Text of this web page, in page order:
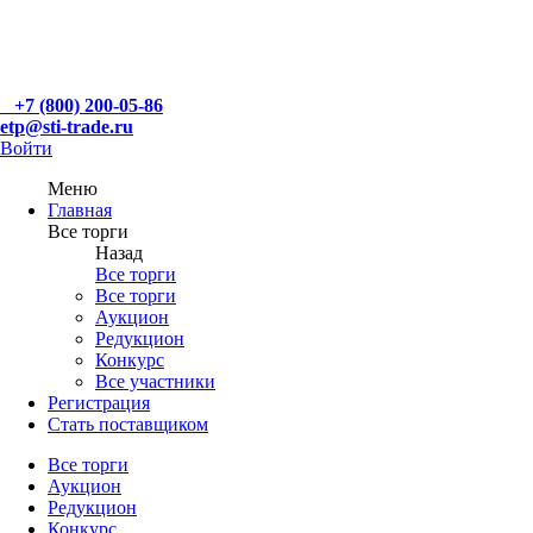
+7 (800) 200-05-86
etp@sti-trade.ru
Войти
Меню
Главная
Все торги
Назад
Все торги
Все торги
Аукцион
Редукцион
Конкурс
Все участники
Регистрация
Стать поставщиком
Все торги
Аукцион
Редукцион
Конкурс